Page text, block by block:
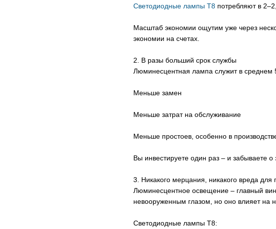
Светодиодные лампы T8 потребляют в
Масштаб экономии ощутим уже через
экономии на счетах.
2. В разы больший срок службы
Люминесцентная лампа служит в среднем
Меньше замен
Меньше затрат на обслуживание
Меньше простоев, особенно в
Вы инвестируете один раз – и забываете
3. Никакого мерцания, никакого вреда для
Люминесцентное освещение – главный
невооруженным глазом, но оно влияет на
Светодиодные лампы T8: